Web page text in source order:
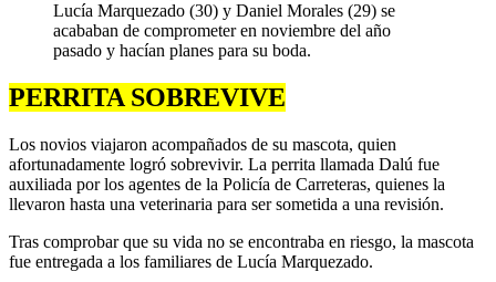
Lucía Marquezado (30) y Daniel Morales (29) se
acababan de comprometer en noviembre del año
pasado y hacían planes para su boda.
PERRITA SOBREVIVE
Los novios viajaron acompañados de su mascota, quien
afortunadamente logró sobrevivir. La perrita llamada Dalú fue
auxiliada por los agentes de la Policía de Carreteras, quienes la
llevaron hasta una veterinaria para ser sometida a una revisión.
Tras comprobar que su vida no se encontraba en riesgo, la mascota
fue entregada a los familiares de Lucía Marquezado.